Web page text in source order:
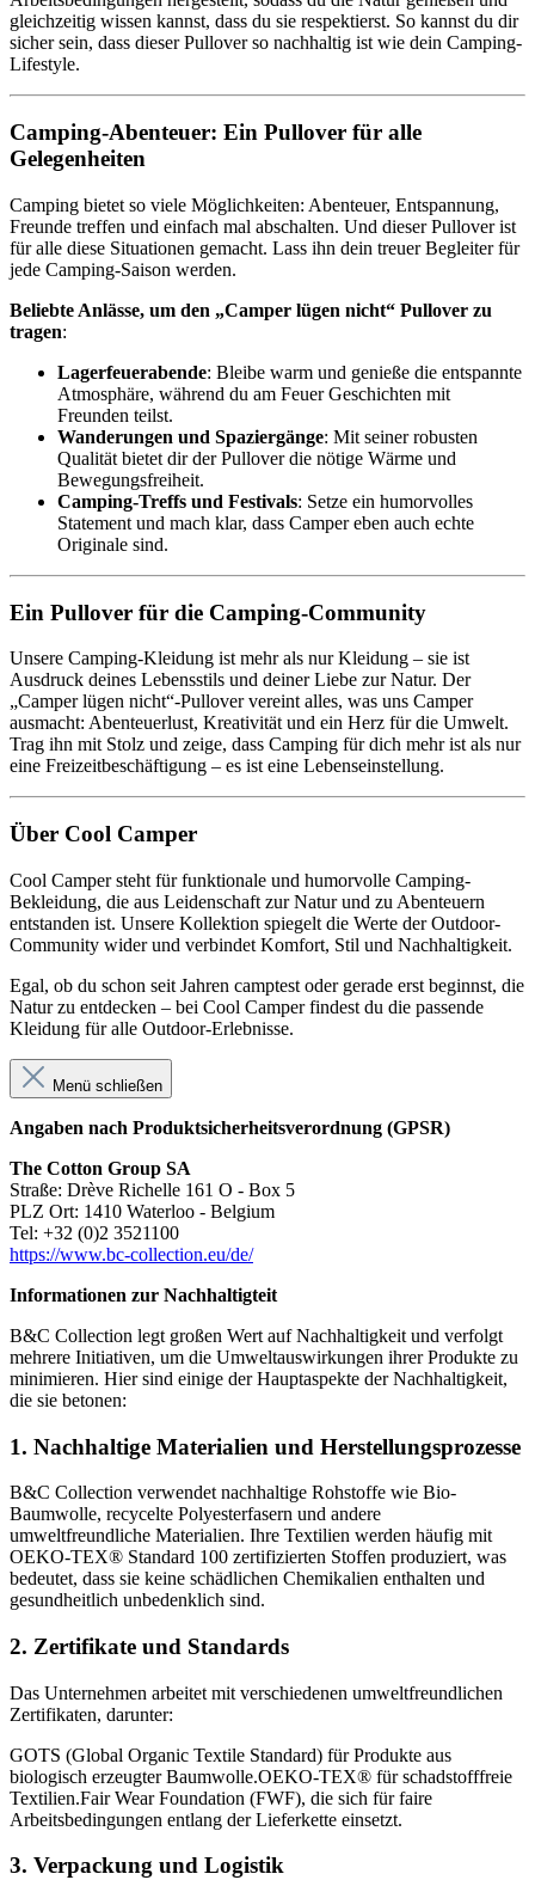
gleichzeitig wissen kannst, dass du sie respektierst. So kannst du dir
sicher sein, dass dieser Pullover so nachhaltig ist wie dein Camping-
Lifestyle.
Camping-Abenteuer: Ein Pullover für alle
Gelegenheiten
Camping bietet so viele Möglichkeiten: Abenteuer, Entspannung,
Freunde treffen und einfach mal abschalten. Und dieser Pullover ist
für alle diese Situationen gemacht. Lass ihn dein treuer Begleiter für
jede Camping-Saison werden.
Beliebte Anlässe, um den „Camper lügen nicht“ Pullover zu
tragen:
Lagerfeuerabende: Bleibe warm und genieße die entspannte
Atmosphäre, während du am Feuer Geschichten mit
Freunden teilst.
Wanderungen und Spaziergänge: Mit seiner robusten
Qualität bietet dir der Pullover die nötige Wärme und
Bewegungsfreiheit.
Camping-Treffs und Festivals: Setze ein humorvolles
Statement und mach klar, dass Camper eben auch echte
Originale sind.
Ein Pullover für die Camping-Community
Unsere Camping-Kleidung ist mehr als nur Kleidung – sie ist
Ausdruck deines Lebensstils und deiner Liebe zur Natur. Der
„Camper lügen nicht“-Pullover vereint alles, was uns Camper
ausmacht: Abenteuerlust, Kreativität und ein Herz für die Umwelt.
Trag ihn mit Stolz und zeige, dass Camping für dich mehr ist als nur
eine Freizeitbeschäftigung – es ist eine Lebenseinstellung.
Über Cool Camper
Cool Camper steht für funktionale und humorvolle Camping-
Bekleidung, die aus Leidenschaft zur Natur und zu Abenteuern
entstanden ist. Unsere Kollektion spiegelt die Werte der Outdoor-
Community wider und verbindet Komfort, Stil und Nachhaltigkeit.
Egal, ob du schon seit Jahren camptest oder gerade erst beginnst, die
Natur zu entdecken – bei Cool Camper findest du die passende
Kleidung für alle Outdoor-Erlebnisse.
Menü schließen
Angaben nach Produktsicherheitsverordnung (GPSR)
The Cotton Group SA
Straße: Drève Richelle 161 O - Box 5
PLZ Ort: 1410 Waterloo - Belgium
Tel: +32 (0)2 3521100
https://www.bc-collection.eu/de/
Informationen zur Nachhaltigteit
B&C Collection legt großen Wert auf Nachhaltigkeit und verfolgt
mehrere Initiativen, um die Umweltauswirkungen ihrer Produkte zu
minimieren. Hier sind einige der Hauptaspekte der Nachhaltigkeit,
die sie betonen:
1. Nachhaltige Materialien und Herstellungsprozesse
B&C Collection verwendet nachhaltige Rohstoffe wie Bio-
Baumwolle, recycelte Polyesterfasern und andere
umweltfreundliche Materialien. Ihre Textilien werden häufig mit
OEKO-TEX® Standard 100 zertifizierten Stoffen produziert, was
bedeutet, dass sie keine schädlichen Chemikalien enthalten und
gesundheitlich unbedenklich sind.
2. Zertifikate und Standards
Das Unternehmen arbeitet mit verschiedenen umweltfreundlichen
Zertifikaten, darunter:
GOTS (Global Organic Textile Standard) für Produkte aus
biologisch erzeugter Baumwolle.OEKO-TEX® für schadstofffreie
Textilien.Fair Wear Foundation (FWF), die sich für faire
Arbeitsbedingungen entlang der Lieferkette einsetzt.
3. Verpackung und Logistik